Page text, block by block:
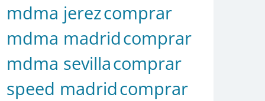
mdma jerezcomprar
mdma madridcomprar
mdma sevillacomprar
speed madridcomprar